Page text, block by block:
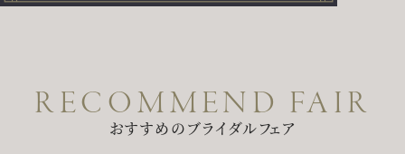
プライバシーポリシー 運営会社情報
RECOMMEND FAIR
おすすめのブライダルフェア